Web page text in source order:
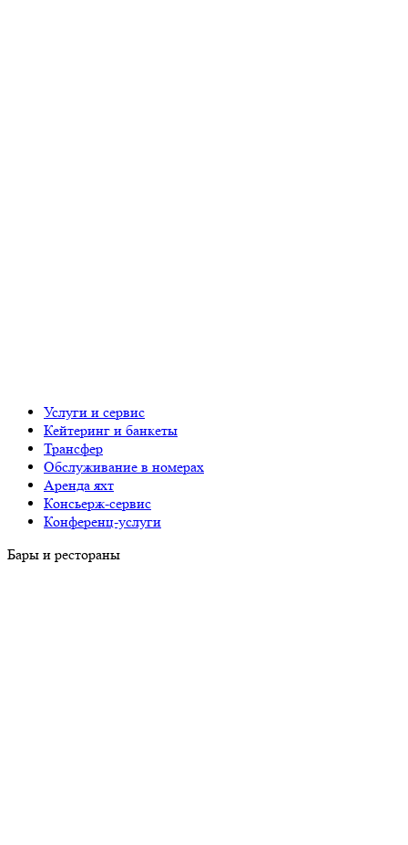
Услуги и сервис
Кейтеринг и банкеты
Трансфер
Обслуживание в номерах
Аренда яхт
Консьерж-сервис
Конференц-услуги
Бары и рестораны